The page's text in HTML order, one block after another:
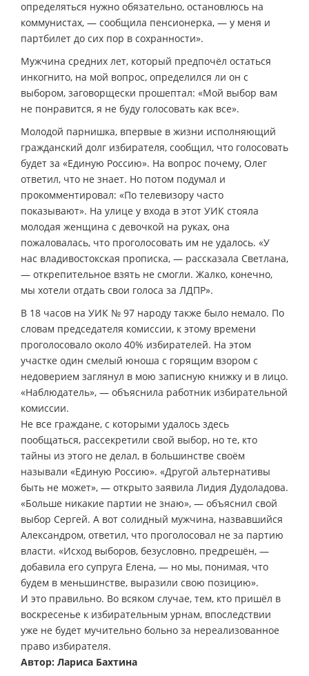
определяться нужно обязательно, остановлюсь на
коммунистах, — сообщила пенсионерка, — у меня и
партбилет до сих пор в сохранности».
Мужчина средних лет, который предпочёл остаться
инкогнито, на мой вопрос, определился ли он с
выбором, заговорщески прошептал: «Мой выбор вам
не понравится, я не буду голосовать как все».
Молодой парнишка, впервые в жизни исполняющий
гражданский долг избирателя, сообщил, что голосовать
будет за «Единую Россию». На вопрос почему, Олег
ответил, что не знает. Но потом подумал и
прокомментировал: «По телевизору часто
показывают». На улице у входа в этот УИК стояла
молодая женщина с девочкой на руках, она
пожаловалась, что проголосовать им не удалось. «У
нас владивостокская прописка, — рассказала Светлана,
— открепительное взять не смогли. Жалко, конечно,
мы хотели отдать свои голоса за ЛДПР».
В 18 часов на УИК № 97 народу также было немало. По
словам председателя комиссии, к этому времени
проголосовало около 40% избирателей. На этом
участке один смелый юноша с горящим взором с
недоверием заглянул в мою записную книжку и в лицо.
«Наблюдатель», — объяснила работник избирательной
комиссии.
Не все граждане, с которыми удалось здесь
пообщаться, рассекретили свой выбор, но те, кто
тайны из этого не делал, в большинстве своём
называли «Единую Россию». «Другой альтернативы
быть не может», — открыто заявила Лидия Дудоладова.
«Больше никакие партии не знаю», — объяснил свой
выбор Сергей. А вот солидный мужчина, назвавшийся
Александром, ответил, что проголосовал не за партию
власти. «Исход выборов, безусловно, предрешён, —
добавила его супруга Елена, — но мы, понимая, что
будем в меньшинстве, выразили свою позицию».
И это правильно. Во всяком случае, тем, кто пришёл в
воскресенье к избирательным урнам, впоследствии
уже не будет мучительно больно за нереализованное
право избирателя.
Автор: Лариса Бахтина